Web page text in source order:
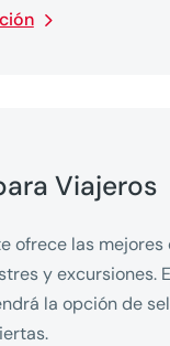
Viajeros
ofrece las
y excursiones.
la opción de